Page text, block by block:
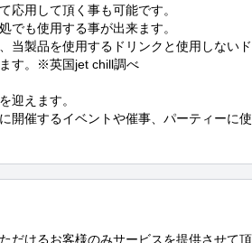
応用して頂く事も可能です。
でも使用する事が出来ます。
当製品を使用するドリンクと使用しない
す。※英国jet chill調べ
迎えます。
開催するイベントや催事、パーティーに
だけるお客様のみサービスを提供させて頂